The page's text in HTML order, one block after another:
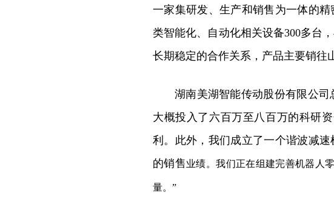
一家集研发、生产和销售为一体的
类智能化、自动化相关设备300多台
长期稳定的合作关系，产品主要销往
湖南美湖智能传动股份有限公司
大概投入了六百万至八百万的科研
利。此外，我们成立了一个谐波减
的销售业绩。我们正在组建完善机器人
量。”